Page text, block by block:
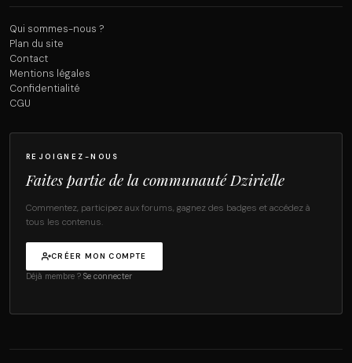
Qui sommes-nous ?
Plan du site
Contact
Mentions légales
Confidentialité
CGU
REJOIGNEZ-NOUS
Faites partie de la communauté Dzirielle
Commentez, participez aux forums, gagnez des badges et accédez à
tous les contenus.
CRÉER MON COMPTE
Déjà membre ? Se connecter